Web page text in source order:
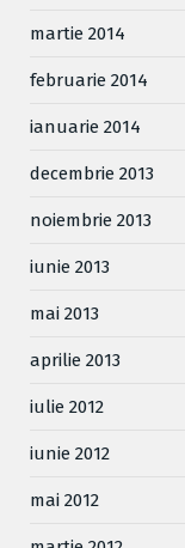
martie 2014
februarie 2014
ianuarie 2014
decembrie 2013
noiembrie 2013
iunie 2013
mai 2013
aprilie 2013
iulie 2012
iunie 2012
mai 2012